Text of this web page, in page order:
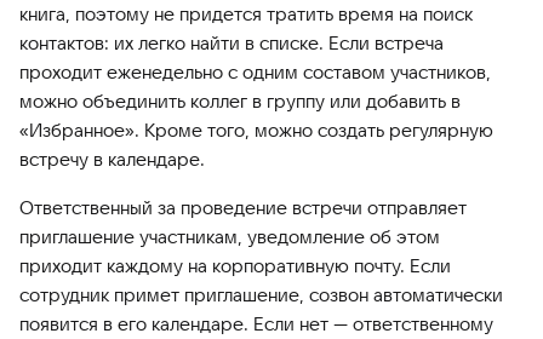
книга, поэтому не придется тратить время на поиск
контактов: их легко найти в списке. Если встреча
проходит еженедельно с одним составом участников,
можно объединить коллег в группу или добавить в
«Избранное». Кроме того, можно создать регулярную
встречу в календаре.
Ответственный за проведение встречи отправляет
приглашение участникам, уведомление об этом
приходит каждому на корпоративную почту. Если
сотрудник примет приглашение, созвон автоматически
появится в его календаре. Если нет — ответственному